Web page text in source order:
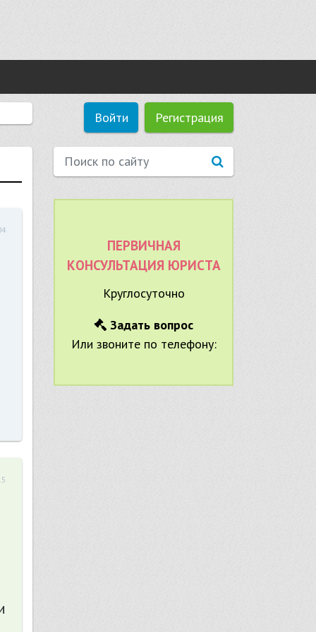
Войти Регистрация
ПЕРВИЧНАЯ
КОНСУЛЬТАЦИЯ ЮРИСТА
Круглосуточно
Задать вопрос
Или звоните по телефону: